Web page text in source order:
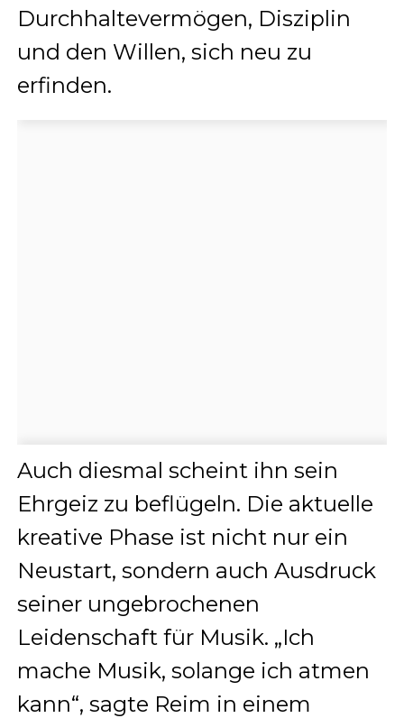
Durchhaltevermögen, Disziplin
und den Willen, sich neu zu
erfinden.
Auch diesmal scheint ihn sein
Ehrgeiz zu beflügeln. Die aktuelle
kreative Phase ist nicht nur ein
Neustart, sondern auch Ausdruck
seiner ungebrochenen
Leidenschaft für Musik. „Ich
mache Musik, solange ich atmen
kann“, sagte Reim in einem